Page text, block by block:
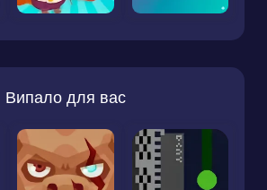
Випало для вас